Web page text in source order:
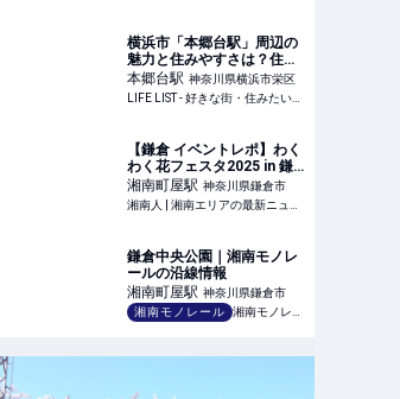
横浜市「本郷台駅」周辺の
魅力と住みやすさは？住ん
でみた感想とおすすめした
いポイント - LIFE LIST - 好
きな街・住みたい街・私の
本郷台駅 神奈川県横浜市栄区
LIFE LIST - 好きな街・住みたい街・私の街
【鎌倉 イベントレポ】わく
わく花フェスタ2025 in 鎌
倉中央公園 - 自然の中でお
花や動物と触れ合い、笑顔
溢れるイベント！ | 湘南人
湘南町屋駅 神奈川県鎌倉市
湘南人 | 湘南エリアの最新ニュース・グルメ・イベント穴場情報満載！
鎌倉中央公園｜湘南モノレ
ールの沿線情報
湘南町屋駅 神奈川県鎌倉市
湘南モノレール
湘南モノレール株式会社